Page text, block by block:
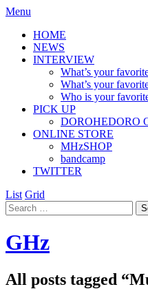
Menu
HOME
NEWS
INTERVIEW
What’s your
What’s your
Who is your
PICK UP
DOROHEDORO
ONLINE STORE
MHzSHOP
bandcamp
TWITTER
List Grid
GHz
All posts tagged “